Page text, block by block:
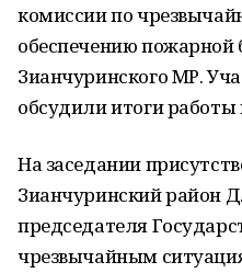
комиссии по
обеспечению пожарной
Зианчуринского МР.
обсудили итоги
На заседании
Зианчуринский район
председателя
чрезвычайным